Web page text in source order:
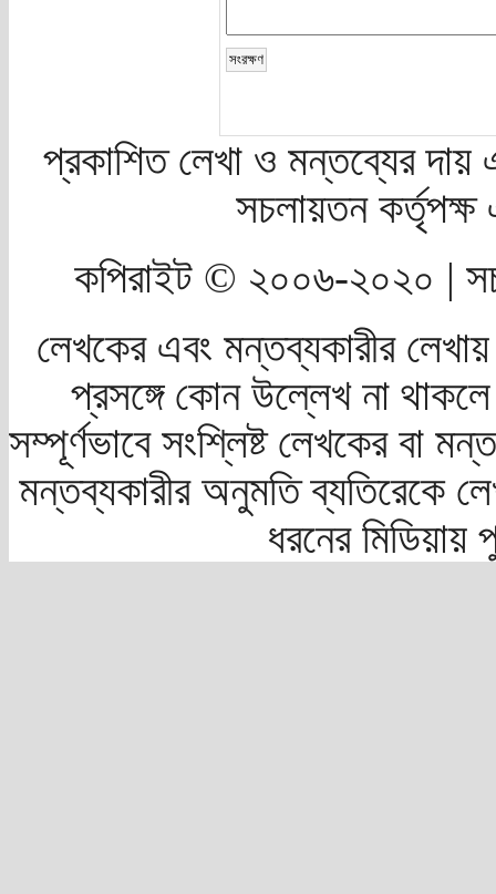
প্রকাশিত লেখা ও মন্তব্যের দায়
সচলায়তন
কপিরাইট © ২০০৬-২০২০ |
লেখকের এবং মন্তব্যকারীর
প্রসঙ্গে কোন উল্লেখ না
সম্পূর্ণভাবে সংশ্লিষ্ট লেখকের বা
মন্তব্যকারীর অনুমতি ব্যতিরেকে
ধরনের মিডিয়ায়